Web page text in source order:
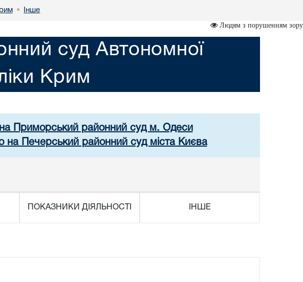
• Інше
Людям з порушенням зору
суд Автономної
Крим
на Приморський районний суд м. Одеси
на Печерський районний суд міста Києва
ПОКАЗНИКИ ДІЯЛЬНОСТІ ІНШЕ